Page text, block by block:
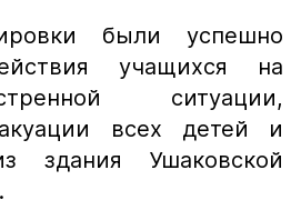
были успешно
учащихся на
ситуации,
всех детей и
здания Ушаковской